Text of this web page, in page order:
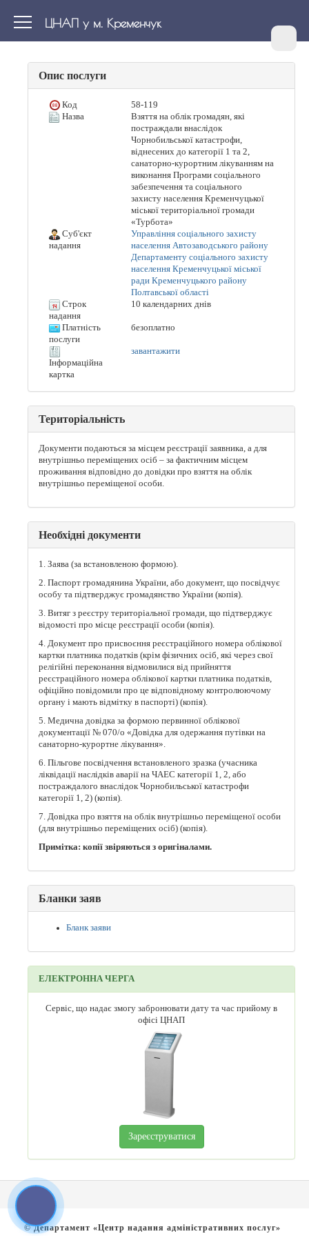
ЦНАП у м. Кременчук
Опис послуги
Код
58-119
Назва
Взяття на облік громадян, які
постраждали внаслідок
Чорнобильської катастрофи,
віднесених до категорії 1 та 2,
санаторно-курортним лікуванням на
виконання Програми соціального
забезпечення та соціального
захисту населення Кременчуцької
міської територіальної громади
«Турбота»
Суб'єкт
надання
Управління соціального захисту
населення Автозаводського району
Департаменту соціального захисту
населення Кременчуцької міської
ради Кременчуцького району
Полтавської області
Строк
надання
10 календарних днів
Платність
послуги
безоплатно
Інформаційна
картка
завантажити
Територіальність
Документи подаються за місцем реєстрації заявника, а для
внутрішньо переміщених осіб – за фактичним місцем
проживання відповідно до довідки про взяття на облік
внутрішньо переміщеної особи.
Необхідні документи
1. Заява (за встановленою формою).
2. Паспорт громадянина України, або документ, що посвідчує
особу та підтверджує громадянство України (копія).
3. Витяг з реєстру територіальної громади, що підтверджує
відомості про місце реєстрації особи (копія).
4. Документ про присвоєння реєстраційного номера облікової
картки платника податків (крім фізичних осіб, які через свої
релігійні переконання відмовилися від прийняття
реєстраційного номера облікової картки платника податків,
офіційно повідомили про це відповідному контролюючому
органу і мають відмітку в паспорті) (копія).
5. Медична довідка за формою первинної облікової
документації № 070/о «Довідка для одержання путівки на
санаторно-курортне лікування».
6. Пільгове посвідчення встановленого зразка (учасника
ліквідації наслідків аварії на ЧАЕС категорії 1, 2, або
постраждалого внаслідок Чорнобильської катастрофи
категорії 1, 2) (копія).
7. Довідка про взяття на облік внутрішньо переміщеної особи
(для внутрішньо переміщених осіб) (копія).
Примітка: копії звіряються з оригіналами.
Бланки заяв
Бланк заяви
ЕЛЕКТРОННА ЧЕРГА
Сервіс, що надає змогу забронювати дату та час прийому в
офісі ЦНАП
Зареєструватися
© Департамент «Центр надання адміністративних послуг»